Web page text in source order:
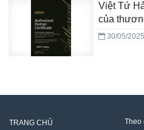
Việt Tứ
của
30/05/2025
TRANG CHỦ Theo